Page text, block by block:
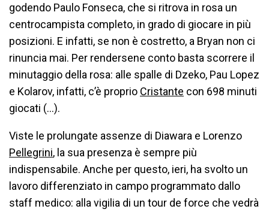
godendo Paulo Fonseca, che si ritrova in rosa un
centrocampista completo, in grado di giocare in più
posizioni. E infatti, se non è costretto, a Bryan non ci
rinuncia mai. Per rendersene conto basta scorrere il
minutaggio della rosa: alle spalle di Dzeko, Pau Lopez
e Kolarov, infatti, c’è proprio Cristante con 698 minuti
giocati (…).
Viste le prolungate assenze di Diawara e Lorenzo
Pellegrini, la sua presenza è sempre più
indispensabile. Anche per questo, ieri, ha svolto un
lavoro differenziato in campo programmato dallo
staff medico: alla vigilia di un tour de force che vedrà